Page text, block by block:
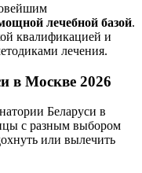
лечебной базой.
квалификацией и
лечения.
в Москве 2026
Беларуси в
с разным выбором
или вылечить